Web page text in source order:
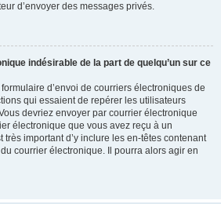
d’envoyer des messages privés.
indésirable de la part de quelqu’un sur ce
d’envoi de courriers électroniques de
qui essaient de repérer les utilisateurs
devriez envoyer par courrier électronique
électronique que vous avez reçu à un
très important d’y inclure les en-têtes contenant
courrier électronique. Il pourra alors agir en